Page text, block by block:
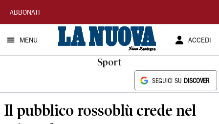
La
Nuova
Sardegna
ABBONATI
MENU ACCEDI
Sport
SEGUICI SU DISCOVER
Il pubblico rossoblù crede nel